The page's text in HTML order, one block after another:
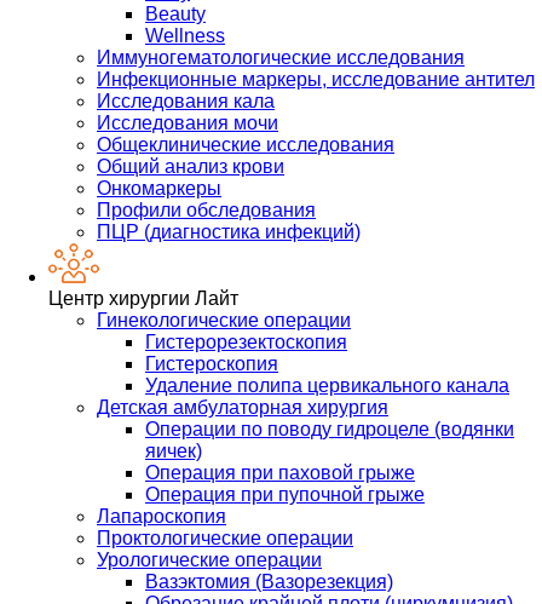
Beauty
Wellness
Иммуногематологические исследования
Инфекционные маркеры, исследование антител
Исследования кала
Исследования мочи
Общеклинические исследования
Общий анализ крови
Онкомаркеры
Профили обследования
ПЦР (диагностика инфекций)
Центр хирургии Лайт
Гинекологические операции
Гистерорезектоскопия
Гистероскопия
Удаление полипа цервикального канала
Детская амбулаторная хирургия
Операции по поводу гидроцеле (водянки
яичек)
Операция при паховой грыже
Операция при пупочной грыже
Лапароскопия
Проктологические операции
Урологические операции
Вазэктомия (Вазорезекция)